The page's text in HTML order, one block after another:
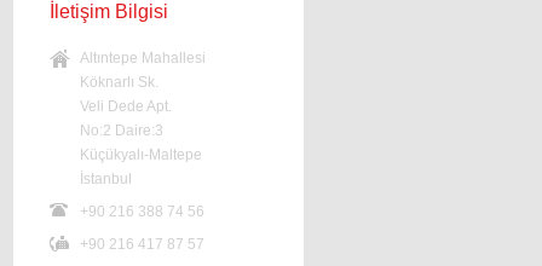
İletişim Bilgisi
Altıntepe Mahallesi
Köknarlı Sk.
Veli Dede Apt.
No:2 Daire:3
Küçükyalı-Maltepe
İstanbul
+90 216 388 74 56
+90 216 417 87 57